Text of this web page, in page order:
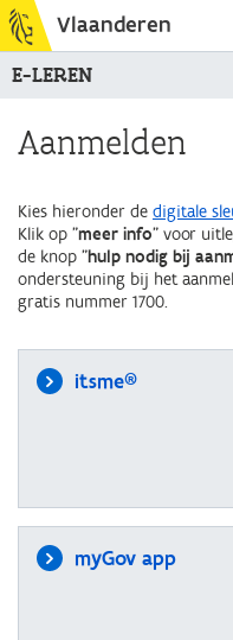
Vlaanderen
E-LEREN
Aanmelden
Kies hieronder de digitale
Klik op "meer info" voor
de knop "hulp nodig bij
ondersteuning bij het
gratis nummer 1700.
itsme®
myGov app